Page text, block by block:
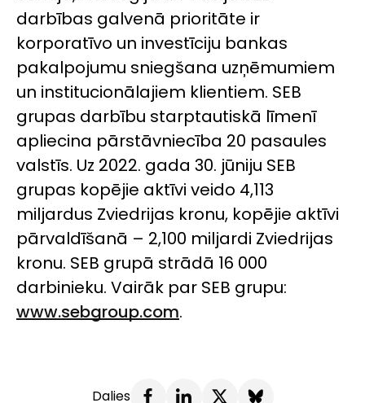
darbības galvenā prioritāte ir
korporatīvo un investīciju bankas
pakalpojumu sniegšana uzņēmumiem
un institucionālajiem klientiem. SEB
grupas darbību starptautiskā līmenī
apliecina pārstāvniecība 20 pasaules
valstīs. Uz 2022. gada 30. jūniju SEB
grupas kopējie aktīvi veido 4,113
miljardus Zviedrijas kronu, kopējie aktīvi
pārvaldīšanā – 2,100 miljardi Zviedrijas
kronu. SEB grupā strādā 16 000
darbinieku. Vairāk par SEB grupu:
www.sebgroup.com.
Dalies